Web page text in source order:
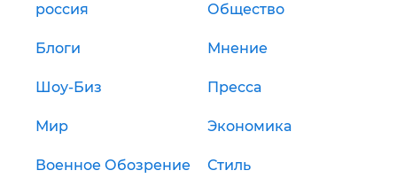
россия Общество
Блоги Мнение
Шоу-Биз Пресса
Мир Экономика
Военное Обозрение Стиль